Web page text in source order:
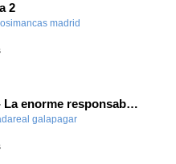
2
madrid
Podcast 25/26 - La enorme responsabilidad de ser juez
galapagar-